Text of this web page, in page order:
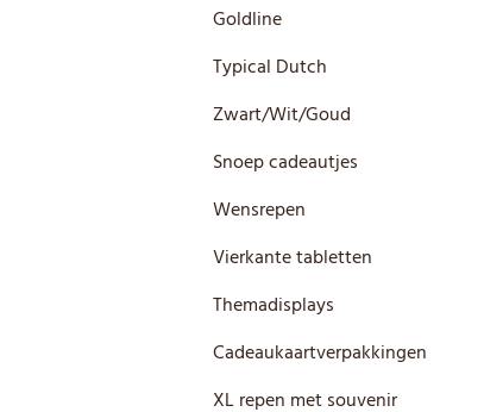
Goldline
Typical Dutch
Zwart/Wit/Goud
Snoep cadeautjes
Wensrepen
Vierkante tabletten
Themadisplays
Cadeaukaartverpakkingen
XL repen met souvenir